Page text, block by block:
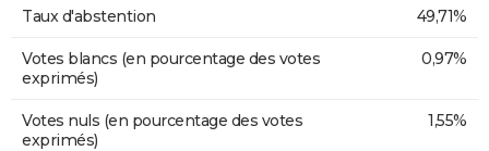
Taux d'abstention 49,71%
Votes blancs (en pourcentage des votes
exprimés)
0,97%
Votes nuls (en pourcentage des votes
exprimés)
1,55%